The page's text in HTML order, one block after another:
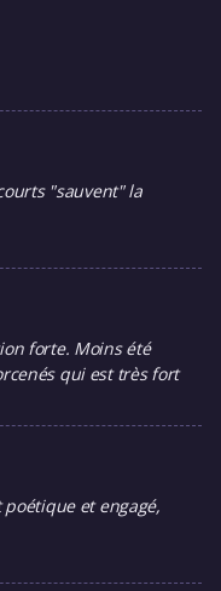
"sauvent" la
forte. Moins été
qui est très fort
poétique et engagé,